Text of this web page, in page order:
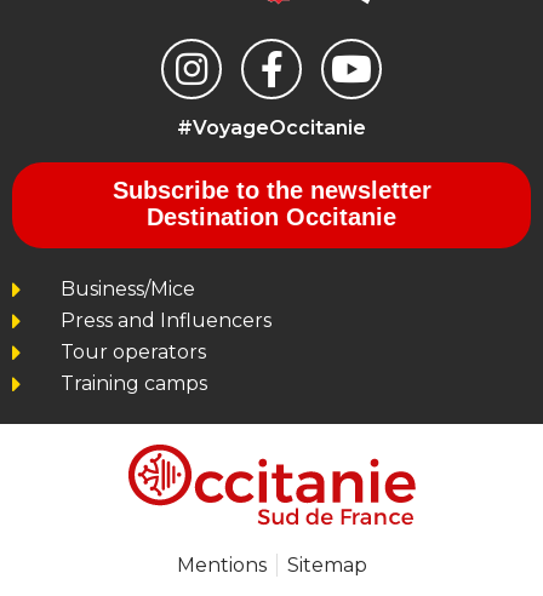
#VoyageOccitanie
Subscribe to the newsletter
Destination Occitanie
Business/Mice
Press and Influencers
Tour operators
Training camps
Mentions Sitemap